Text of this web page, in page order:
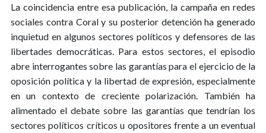
La coincidencia entre esa publicación, la campaña en redes
sociales contra Coral y su posterior detención ha generado
inquietud en algunos sectores políticos y defensores de las
libertades democráticas. Para estos sectores, el episodio
abre interrogantes sobre las garantías para el ejercicio de la
oposición política y la libertad de expresión, especialmente
en un contexto de creciente polarización. También ha
alimentado el debate sobre las garantías que tendrían los
sectores políticos críticos u opositores frente a un eventual